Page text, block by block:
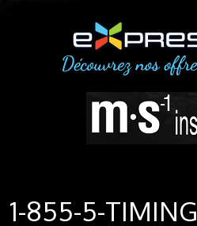
1-855-5-TIMING